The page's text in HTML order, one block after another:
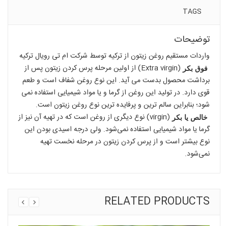
TAGS
توضیحات
واردات مستقیم روغن زیتون از ترکیه توسط شرکت ام تی رویالترکیه
فوق بکر
(Extra virgin) از اولین مرحله پرس کردن زیتون پس از
برداشت محصول بدست می آید. این نوع روغن شفاف است و طعم
قوی دارد. در تولید این روغن از گرما و یا مواد شیمیایی استفاده نمی
شود؛ بنابراین سالم ترین و پرفایده ترین نوع روغن زیتون است.
خالص یا بکر
(virgin) نوع دیگری از روغن است که در تهیه آن نیز از
گرما یا مواد شیمیایی استفاده نمی‌شود. ولی درجه اسیدی بودن این
نوع بیشتر است و از پرس کردن زیتون در مرحله نخست تهیه
نمی‌شود.
RELATED PRODUCTS